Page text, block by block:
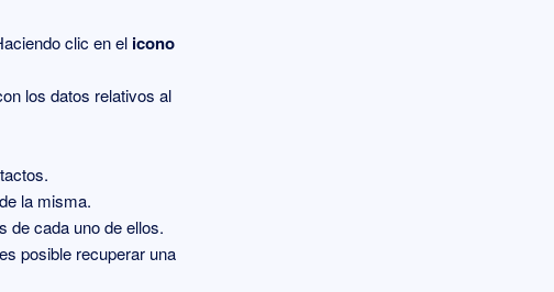
clic en el icono
los datos relativos al
la misma.
de cada uno de ellos.
posible recuperar una